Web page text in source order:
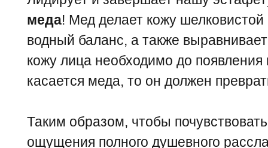
меда! Мед делает кожу шелковистой
водный баланс, а также
кожу лица необходимо до появления
касается меда, то он должен
Таким образом, чтобы
ощущения полного душевного